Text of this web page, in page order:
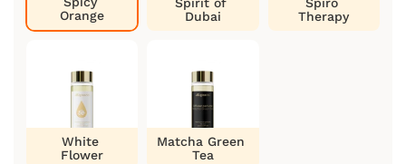
Orange
Dubai
Therapy
White
Flower
Matcha Green
Tea